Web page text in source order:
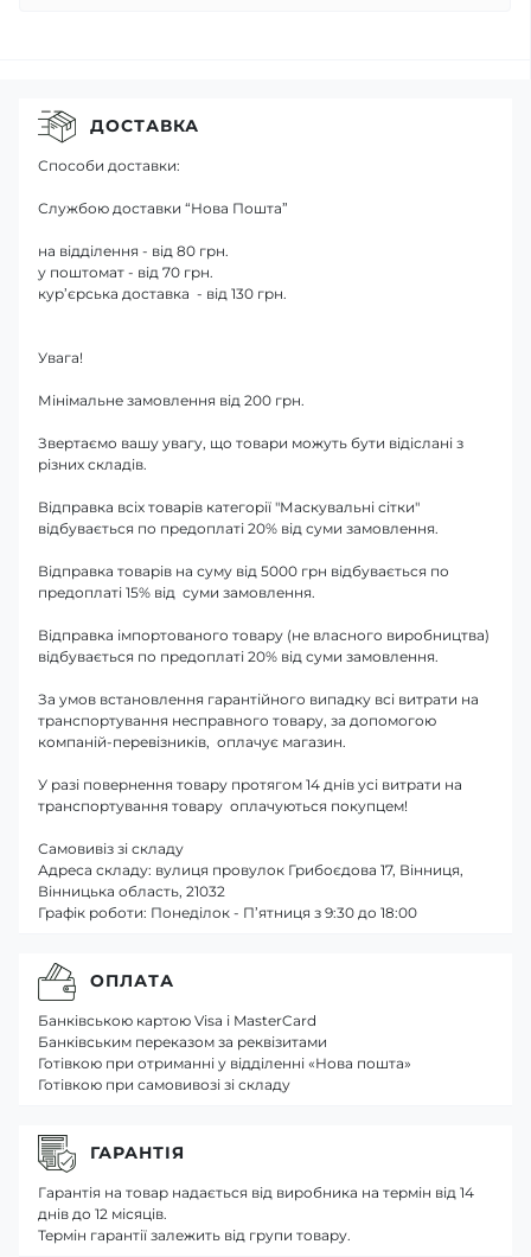
ДОСТАВКА
Способи доставки:
Службою доставки “Нова Пошта”
на відділення - від 80 грн.
у поштомат - від 70 грн.
кур’єрська доставка - від 130 грн.
Увага!
Мінімальне замовлення від 200 грн.
Звертаємо вашу увагу, що товари можуть бути відіслані з
різних складів.
Відправка всіх товарів категорії "Маскувальні сітки"
відбувається по предоплаті 20% від суми замовлення.
Відправка товарів на суму від 5000 грн відбувається по
предоплаті 15% від суми замовлення.
Відправка імпортованого товару (не власного виробництва)
відбувається по предоплаті 20% від суми замовлення.
За умов встановлення гарантійного випадку всі витрати на
транспортування несправного товару, за допомогою
компаній-перевізників, оплачує магазин.
У разі повернення товару протягом 14 днів усі витрати на
транспортування товару оплачуються покупцем!
Самовивіз зі складу
Адреса складу: вулиця провулок Грибоєдова 17, Вінниця,
Вінницька область, 21032
Графік роботи: Понеділок - П’ятниця з 9:30 до 18:00
ОПЛАТА
Банківською картою Visa і MasterCard
Банківським переказом за реквізитами
Готівкою при отриманні у відділенні «Нова пошта»
Готівкою при самовивозі зі складу
ГАРАНТІЯ
Гарантія на товар надається від виробника на термін від 14
днів до 12 місяців.
Термін гарантії залежить від групи товару.